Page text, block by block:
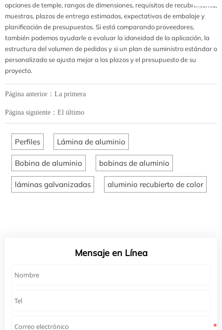
opciones de temple, rangos de dimensiones, requisitos de recubrimiento,
muestras, plazos de entrega estimados, expectativas de embalaje y
planificación de presupuestos. Si está comparando proveedores,
también podemos ayudarle a evaluar la idoneidad de la aplicación, la
estructura del volumen de pedidos y si un plan de suministro estándar o
personalizado se ajusta mejor a los plazos y el presupuesto de su
proyecto.
Página anterior：La primera
Página siguiente：El último
Perfiles Lámina de aluminio
Bobina de aluminio bobinas de aluminio
láminas galvanizadas aluminio recubierto de color
Mensaje en Línea